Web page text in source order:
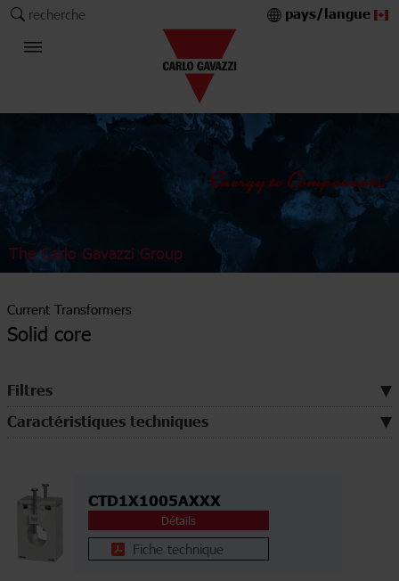
recherche pays/langue
The Carlo Gavazzi Group
Current Transformers
Solid core
Filtres
Caractéristiques techniques
CTD1X1005AXXX
Détails
Fiche technique